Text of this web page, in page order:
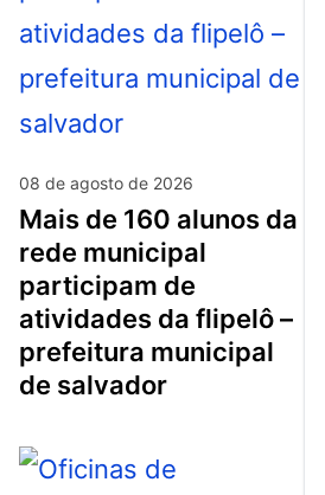
08 de agosto de 2026
mais de 160 alunos da
rede municipal
participam de
atividades da flipelô –
prefeitura municipal
de salvador